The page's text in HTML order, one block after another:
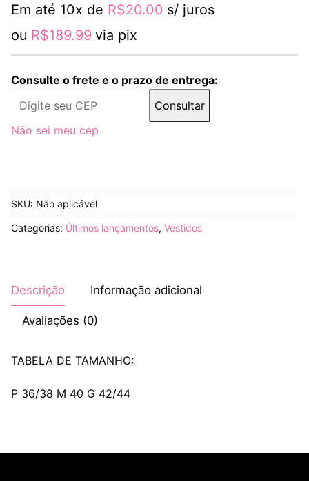
quantidade
Em até 10x de R$20.00 s/ juros
ou R$189.99 via pix
Consulte o frete e o prazo de entrega:
Consultar
Não sei meu cep
SKU: Não aplicável
Categorias: Últimos lançamentos, Vestidos
Descrição Informação adicional
Avaliações (0)
TABELA DE TAMANHO:
P 36/38 M 40 G 42/44